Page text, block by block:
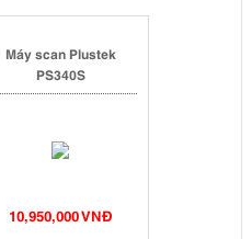
Máy scan Plustek
PS340S
10,950,000 VNĐ